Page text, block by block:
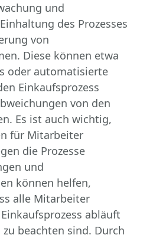
und
des Prozesses
von
Diese können etwa
oder automatisierte
Einkaufsprozess
von den
Es ist auch wichtig,
für Mitarbeiter
die Prozesse
und
können helfen,
alle Mitarbeiter
abläuft
beachten sind. Durch